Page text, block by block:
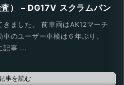
） – DG17V スクラムバン
ました。 前車両はAK12マーチ
のユーザー車検は６年ぶり。
記事 ...
事を読む